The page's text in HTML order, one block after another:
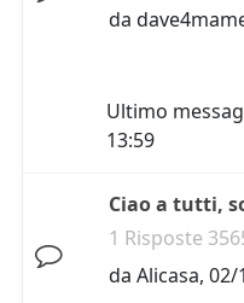
da
Ultimo
13:59
Ciao a tutti,
1 Risposte
da Alicasa, 02/